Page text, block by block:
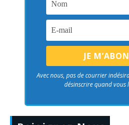
Avec nous, pas de courrier
désinscrire quand vous